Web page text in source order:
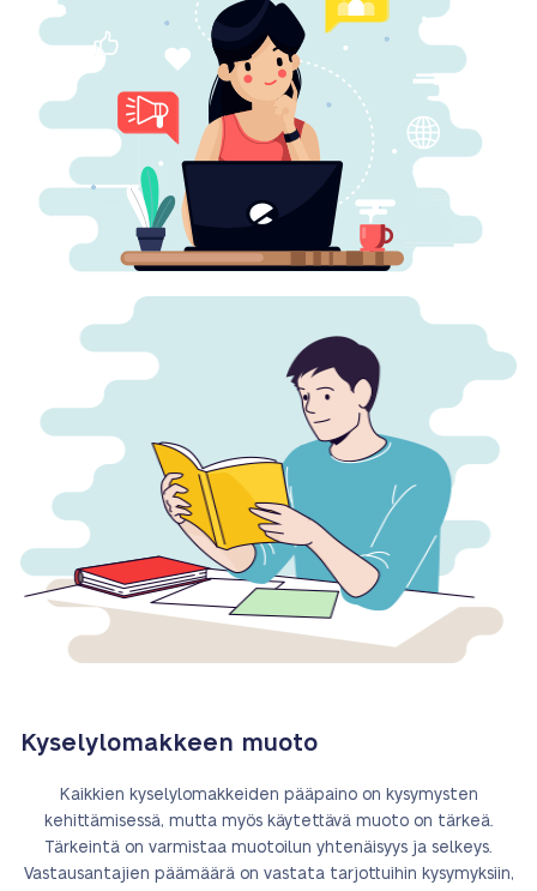
Kyselylomakkeen muoto
Kaikkien kyselylomakkeiden pääpaino on kysymysten
kehittämisessä, mutta myös käytettävä muoto on tärkeä.
Tärkeintä on varmistaa muotoilun yhtenäisyys ja selkeys.
Vastausantajien päämäärä on vastata tarjottuihin kysymyksiin,